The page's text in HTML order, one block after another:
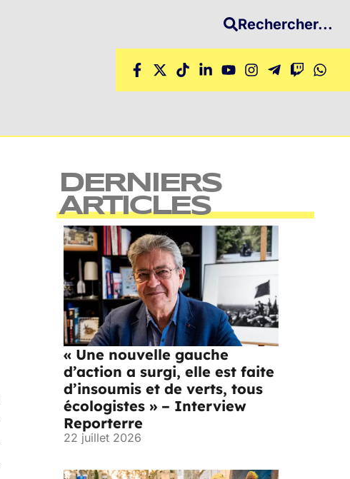
Rechercher...
DERNIERS
ARTICLES
« Une nouvelle gauche
d’action a surgi, elle est faite
d’insoumis et de verts, tous
écologistes » – Interview
Reporterre
22 juillet 2026